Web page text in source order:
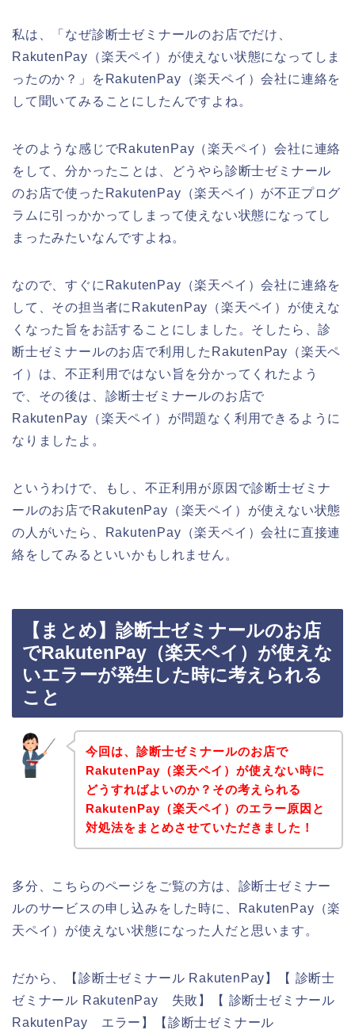
私は、「なぜ診断士ゼミナールのお店でだけ、
RakutenPay（楽天ペイ）が使えない状態になってしま
ったのか？」をRakutenPay（楽天ペイ）会社に連絡を
して聞いてみることにしたんですよね。
そのような感じでRakutenPay（楽天ペイ）会社に連絡
をして、分かったことは、どうやら診断士ゼミナール
のお店で使ったRakutenPay（楽天ペイ）が不正プログ
ラムに引っかかってしまって使えない状態になってし
まったみたいなんですよね。
なので、すぐにRakutenPay（楽天ペイ）会社に連絡を
して、その担当者にRakutenPay（楽天ペイ）が使えな
くなった旨をお話することにしました。そしたら、診
断士ゼミナールのお店で利用したRakutenPay（楽天ペ
イ）は、不正利用ではない旨を分かってくれたよう
で、その後は、診断士ゼミナールのお店で
RakutenPay（楽天ペイ）が問題なく利用できるように
なりましたよ。
というわけで、もし、不正利用が原因で診断士ゼミナ
ールのお店でRakutenPay（楽天ペイ）が使えない状態
の人がいたら、RakutenPay（楽天ペイ）会社に直接連
絡をしてみるといいかもしれません。
【まとめ】診断士ゼミナールのお店
でRakutenPay（楽天ペイ）が使えな
いエラーが発生した時に考えられる
こと
今回は、診断士ゼミナールのお店で
RakutenPay（楽天ペイ）が使えない時に
どうすればよいのか？その考えられる
RakutenPay（楽天ペイ）のエラー原因と
対処法をまとめさせていただきました！
多分、こちらのページをご覧の方は、診断士ゼミナー
ルのサービスの申し込みをした時に、RakutenPay（楽
天ペイ）が使えない状態になった人だと思います。
だから、【診断士ゼミナール RakutenPay】【 診断士
ゼミナール RakutenPay 失敗】【 診断士ゼミナール
RakutenPay エラー】【診断士ゼミナール